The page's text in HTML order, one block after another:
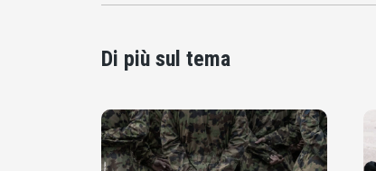
Di più sul tema